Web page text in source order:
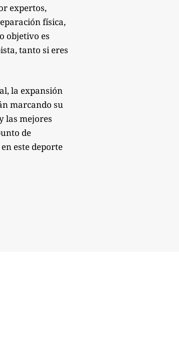
expertos,
física,
objetivo es
tanto si eres
la expansión
marcando su
las mejores
de
este deporte